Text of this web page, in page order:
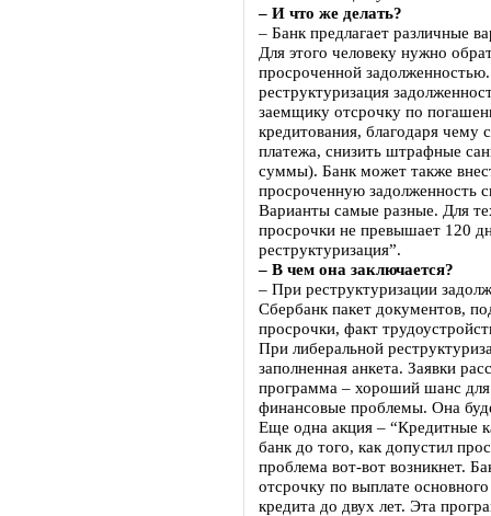
– И что же делать?
– Банк предлагает различные
Для этого человеку нужно
просроченной
реструктуризация
заемщику отсрочку по
кредитования, благодаря чему
платежа, снизить штрафные
суммы). Банк может также
просроченную задолженность
Варианты самые разные. Для
просрочки не превышает 120
реструктуризация”.
– В чем она заключается?
– При реструктуризации
Сбербанк пакет документов,
просрочки, факт
При либеральной
заполненная анкета. Заявки
программа – хороший шанс
финансовые проблемы. Она
Еще одна акция – “Кредитные
банк до того, как допустил
проблема вот-вот возникнет.
отсрочку по выплате
кредита до двух лет. Эта